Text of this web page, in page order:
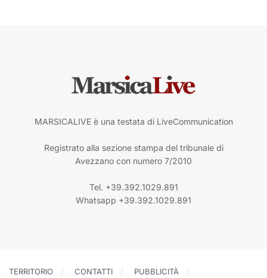
MARSICALIVE è una testata di LiveCommunication
Registrato alla sezione stampa del tribunale di
Avezzano con numero 7/2010
Tel. +39.392.1029.891
Whatsapp +39.392.1029.891
TERRITORIO CONTATTI PUBBLICITÀ